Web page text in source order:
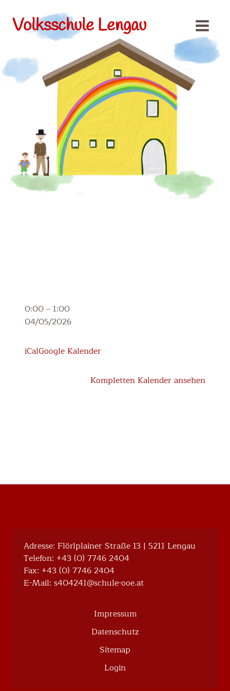
Volksschule Lengau
Hl.
Florian
-
unterrichtsfrei
0:00– 1:00
04/05/2026
iCalGoogle Kalender
Kompletten Kalender ansehen
Adresse: Flörlplainer Straße 13 | 5211 Lengau
Telefon: +43 (0) 7746 2404
Fax: +43 (0) 7746 2404
E-Mail:
ta.eoo-eluhcs
@142404s
Impressum
Datenschutz
Sitemap
Login